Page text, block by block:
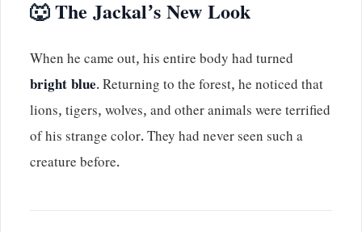
🐺The Jackal’s New Look
When he came out, his entire body had turned
bright blue. Returning to the forest, he noticed that
lions, tigers, wolves, and other animals were terrified
of his strange color. They had never seen such a
creature before.